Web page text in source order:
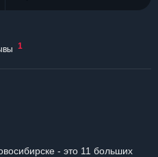
1
- это 11 больших